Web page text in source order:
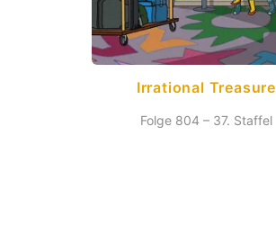
Irrational Treasure
Folge 804 – 37. Staffel